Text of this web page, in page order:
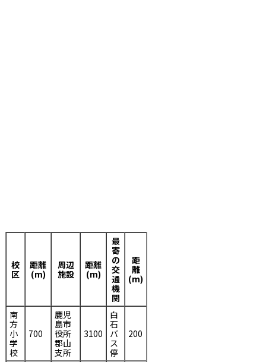
校
区
距離
(m)
周辺
施設
距離
(m)
最
寄
の
交
通
機
関
距
離
(m)
南
方
小
学
校
700
鹿児
島市
役所
郡山
支所
3100
白
石
バ
ス
停
200